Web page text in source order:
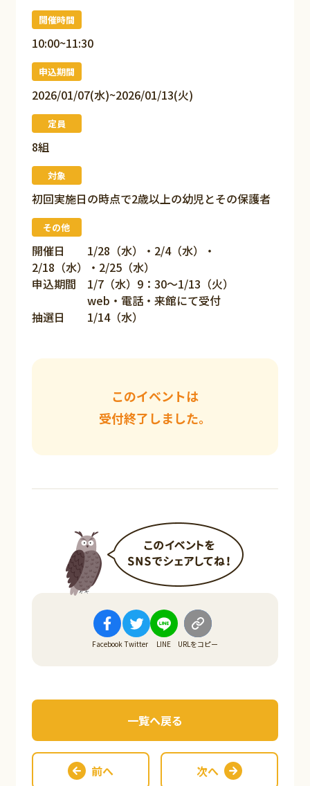
開催時間
10:00~11:30
申込期間
2026/01/07(水)~2026/01/13(火)
定員
8組
対象
初回実施日の時点で2歳以上の幼児とその保護者
その他
開催日 1/28（水）・2/4（水）・
2/18（水）・2/25（水）
申込期間 1/7（水）9：30～1/13（火）
web・電話・来館にて受付
抽選日 1/14（水）
このイベントは
受付終了しました。
Facebook Twitter LINE URLをコピー
前へ
一覧へ戻る
次へ